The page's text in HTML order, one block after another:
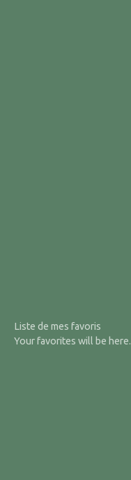
Liste de mes favoris
Your favorites will be here.